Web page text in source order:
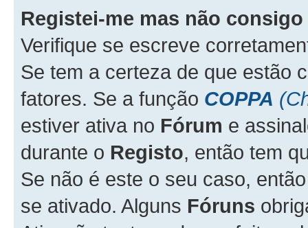
Registei-me mas não
Verifique se escreve
Se tem a certeza de que estão
fatores. Se a função COPPA
estiver ativa no Fórum e
durante o Registo, então tem
Se não é este o seu caso,
se ativado. Alguns Fóruns